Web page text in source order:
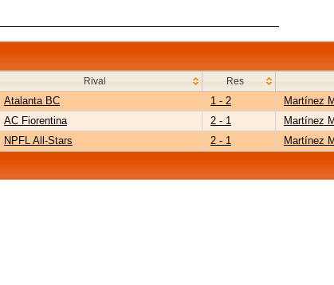
Rival Res
Atalanta BC 1 - 2 Martínez
AC Fiorentina 2 - 1 Martínez
NPFL All-Stars 2 - 1 Martínez